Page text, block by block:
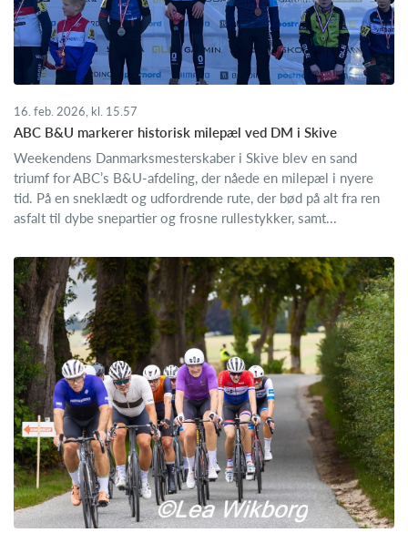
16. feb. 2026, kl. 15.57
ABC B&U markerer historisk milepæl ved DM i Skive
Weekendens Danmarksmesterskaber i Skive blev en sand
triumf for ABC’s B&U-afdeling, der nåede en milepæl i nyere
tid. På en sneklædt og udfordrende rute, der bød på alt fra ren
asfalt til dybe snepartier og frosne rullestykker, samt...